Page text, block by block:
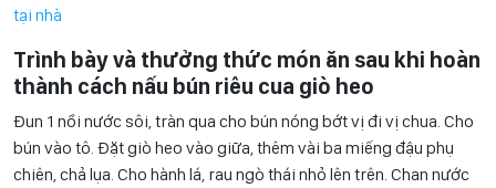
tại nhà
Trình bày và thưởng thức món ăn sau khi hoàn
thành cách nấu bún riêu cua giò heo
Đun 1 nồi nước sôi, tràn qua cho bún nóng bớt vị đi vị chua. Cho
bún vào tô. Đặt giò heo vào giữa, thêm vài ba miếng đậu phụ
chiên, chả lụa. Cho hành lá, rau ngò thái nhỏ lên trên. Chan nước